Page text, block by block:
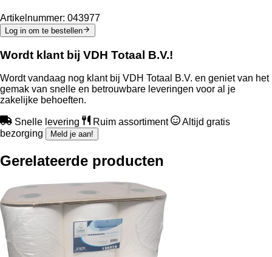
Artikelnummer: 043977
Log in om te bestellen
Wordt klant bij VDH Totaal B.V.!
Wordt vandaag nog klant bij VDH Totaal B.V. en geniet van het
gemak van snelle en betrouwbare leveringen voor al je
zakelijke behoeften.
Snelle levering Ruim assortiment
Altijd gratis
bezorging
Meld je aan!
Gerelateerde producten